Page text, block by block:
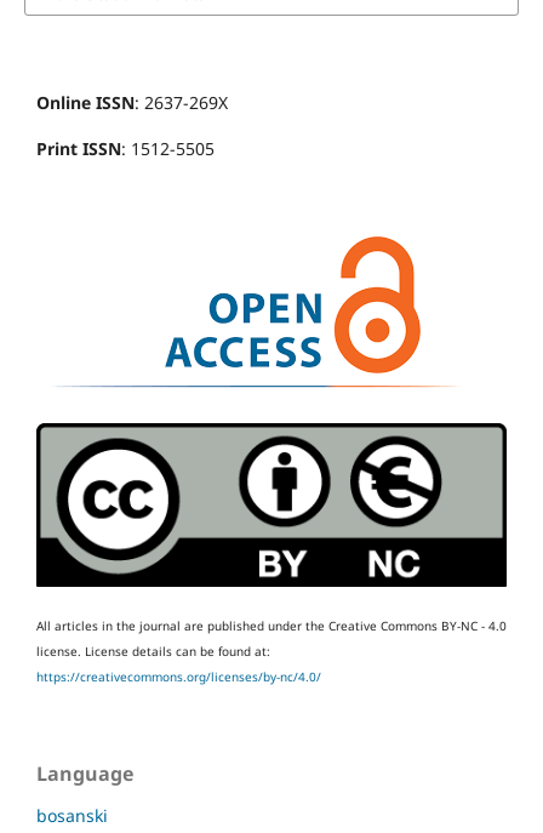
Online ISSN: 2637-269X
Print ISSN: 1512-5505
All articles in the journal are published under the Creative Commons BY-NC - 4.0
license. License details can be found at:
https://creativecommons.org/licenses/by-nc/4.0/
Language
bosanski